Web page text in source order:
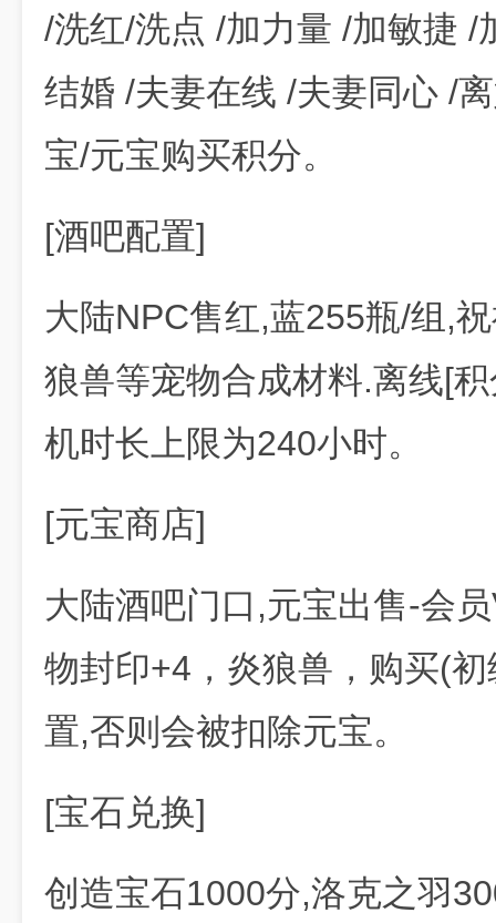
/洗红/洗点 /加力量 /加敏捷 /
结婚 /夫妻在线 /夫妻同心 /
宝/元宝购买积分。
[酒吧配置]
大陆NPC售红,蓝255瓶/组,
狼兽等宠物合成材料.离线[
机时长上限为240小时。
[元宝商店]
大陆酒吧门口,元宝出售-会
物封印+4，炎狼兽，购买(
置,否则会被扣除元宝。
[宝石兑换]
创造宝石1000分,洛克之羽